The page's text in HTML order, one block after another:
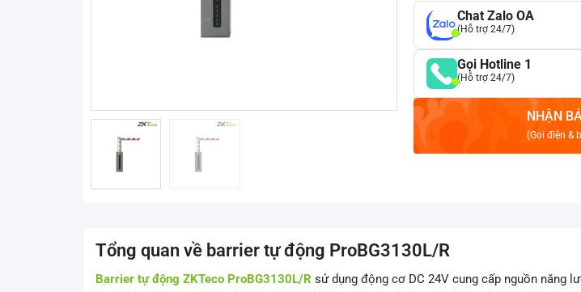
Chat Zalo OA
(Hỗ trợ 24/7)
Gọi Hotline 1
(Hỗ trợ 24/7)
NHẬN
(Gọi điện &
Tổng quan về barrier tự động ProBG3130L/R
Barrier tự động ZKTeco ProBG3130L/R sử dụng động cơ DC 24V cung cấp nguồn năng